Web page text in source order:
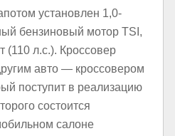
установлен 1,0-
бензиновый мотор TSI,
(110 л.с.). Кроссовер
авто — кроссовером
поступит в реализацию
состоится
салоне